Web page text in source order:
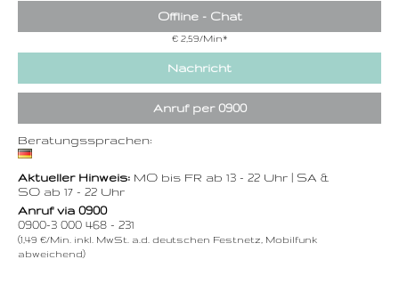
Offline - Chat
€ 2,59/Min*
Nachricht
Anruf per 0900
Beratungssprachen:
Aktueller Hinweis: MO bis FR ab 13 - 22 Uhr | SA &
SO ab 17 - 22 Uhr
Anruf via 0900
0900-3 000 468 - 231
(1,49 €/Min. inkl. MwSt. a.d. deutschen Festnetz, Mobilfunk
abweichend)